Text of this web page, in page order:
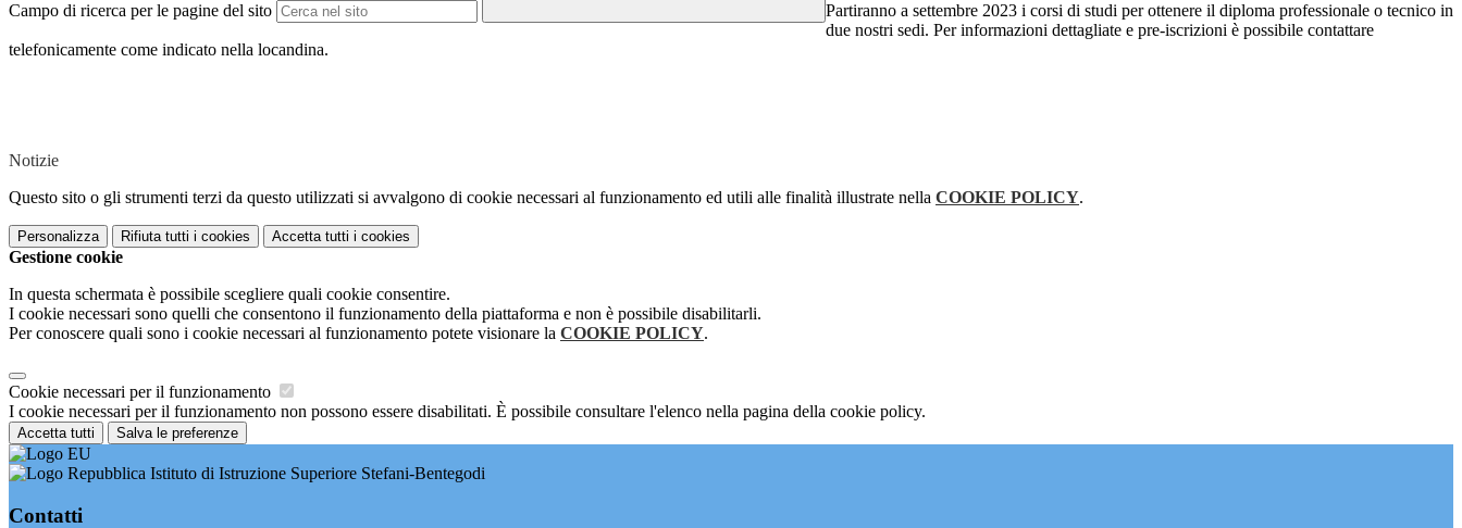
Campo di ricerca per le pagine del sito
Partiranno a settembre 2023 i corsi di studi per ottenere il diploma professionale o tecnico in
due nostri sedi. Per informazioni dettagliate e pre-iscrizioni è possibile contattare
telefonicamente come indicato nella locandina.
Notizie
Questo sito o gli strumenti terzi da questo utilizzati si avvalgono di cookie necessari al funzionamento ed utili alle finalità illustrate nella COOKIE POLICY.
Personalizza Rifiuta tutti i cookies Accetta tutti i cookies
Gestione cookie
In questa schermata è possibile scegliere quali cookie consentire.
I cookie necessari sono quelli che consentono il funzionamento della piattaforma e non è possibile disabilitarli.
Per conoscere quali sono i cookie necessari al funzionamento potete visionare la COOKIE POLICY.
Cookie necessari per il funzionamento
I cookie necessari per il funzionamento non possono essere disabilitati. È possibile consultare l'elenco nella pagina della cookie policy.
Accetta tutti Salva le preferenze
Istituto di Istruzione Superiore Stefani-Bentegodi
Contatti